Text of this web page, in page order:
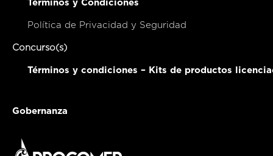
Términos y Condiciones
Política de Privacidad y Seguridad
Concurso(s)
Términos y condiciones – Kits de productos
Gobernanza